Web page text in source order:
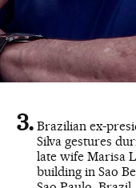
Brazilian ex-
Silva gestures
late wife Marisa
building in Sao